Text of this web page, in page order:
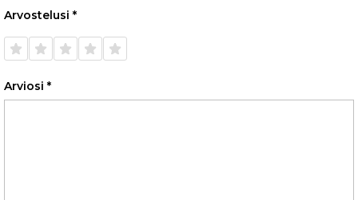
Arvostelusi *
1/5
tähteä
2/5
tähteä
3/5
tähteä
4/5
tähteä
5/5
tähteä
Arviosi *